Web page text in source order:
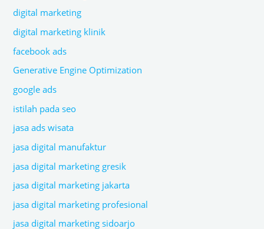
digital marketing
digital marketing klinik
facebook ads
Generative Engine Optimization
google ads
istilah pada seo
jasa ads wisata
jasa digital manufaktur
jasa digital marketing gresik
jasa digital marketing jakarta
jasa digital marketing profesional
jasa digital marketing sidoarjo